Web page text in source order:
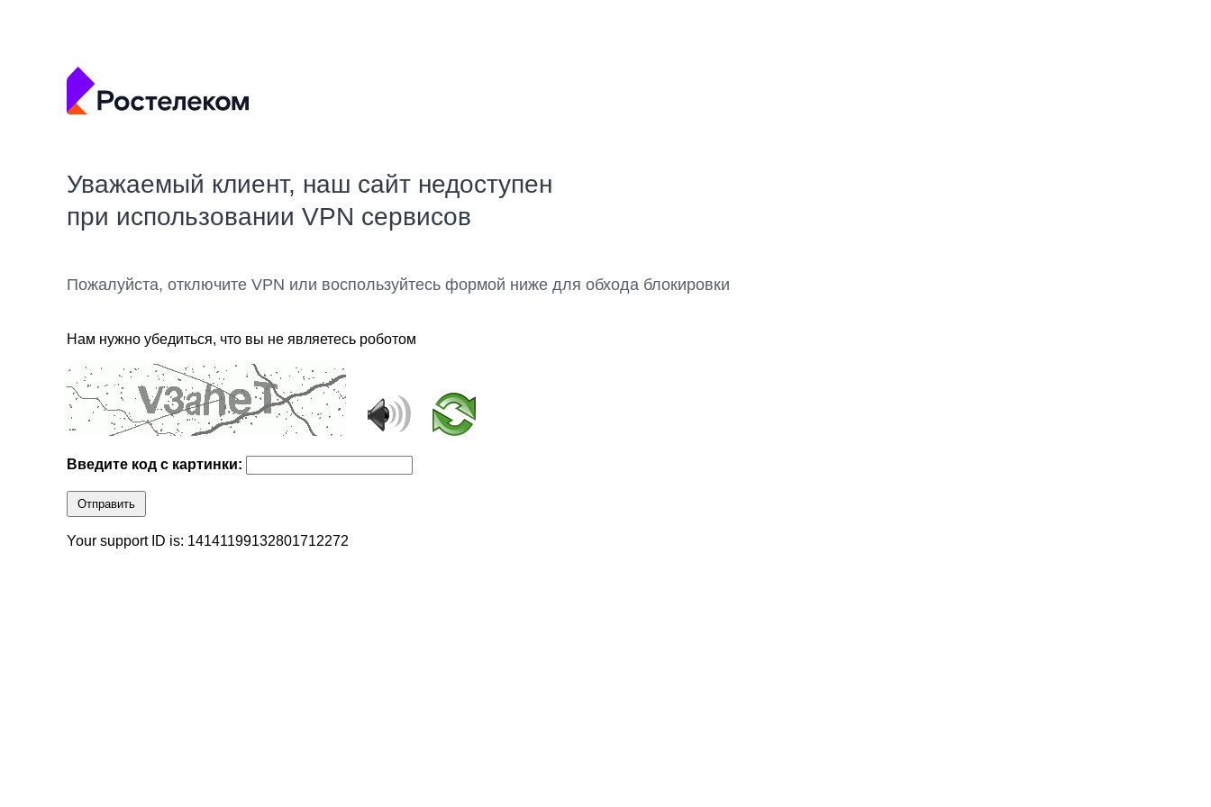
Уважаемый клиент, наш сайт недоступен
при использовании VPN сервисов
Пожалуйста, отключите VPN или воспользуйтесь формой ниже для обхода блокировки
Нам нужно убедиться, что вы не являетесь роботом
Введите код с картинки:
Отправить
Your support ID is: 14141199132801712272